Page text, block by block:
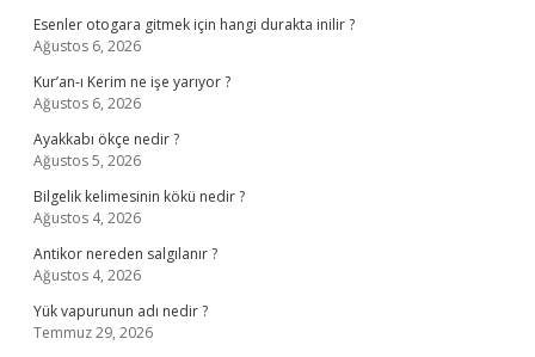
Esenler otogara gitmek için hangi durakta inilir ?
Ağustos 6, 2026
Kur’an-ı Kerim ne işe yarıyor ?
Ağustos 6, 2026
Ayakkabı ökçe nedir ?
Ağustos 5, 2026
Bilgelik kelimesinin kökü nedir ?
Ağustos 4, 2026
Antikor nereden salgılanır ?
Ağustos 4, 2026
Yük vapurunun adı nedir ?
Temmuz 29, 2026